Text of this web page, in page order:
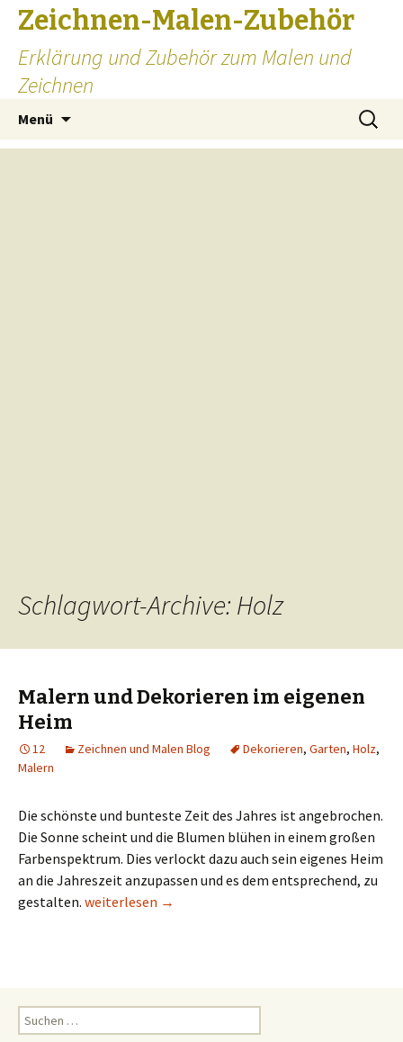
Zeichnen-Malen-Zubehör
Erklärung und Zubehör zum Malen und
Zeichnen
Menü
springen
Suchen
nach:
Schlagwort-Archive: Holz
Malern und Dekorieren im eigenen
Heim
12 Zeichnen und Malen Blog Dekorieren, Garten, Holz,
Malern
Die schönste und bunteste Zeit des Jahres ist angebrochen.
Die Sonne scheint und die Blumen blühen in einem großen
Farbenspektrum. Dies verlockt dazu auch sein eigenes Heim
an die Jahreszeit anzupassen und es dem entsprechend, zu
gestalten. Malern und Dekorieren im eigenen Heim
weiterlesen →
Suchen
nach: